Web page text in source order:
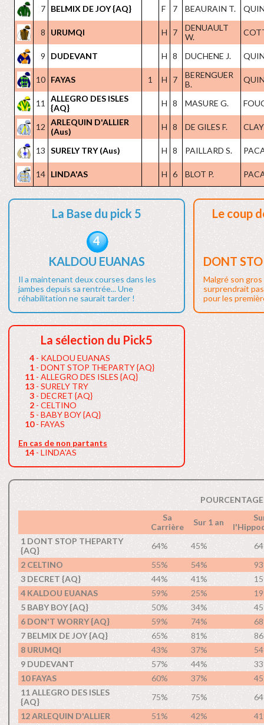
7 BELMIX DE JOY {AQ} F 7 BEAURAIN T.
8 URUMQI H 7
DENUAULT
W.
9 DUDEVANT H 8 DUCHENE J.
10 FAYAS 1 H 7
BERENGUER
B.
11
ALLEGRO DES ISLES
{AQ}
H 8 MASURE G.
12 ARLEQUIN D'ALLIER
(Aus)
H 8 DE GILES F.
13 SURELY TRY (Aus) H 8 PAILLARD S.
14 LINDA'AS H 6 BLOT P.
La Base du pick 5
4
KALDOU EUANAS
Il a maintenant deux courses dans les
jambes depuis sa rentrée... Une
réhabilitation ne saurait tarder !
Le coup
DONT
Malgré son
surprendrait
pour les
La sélection du Pick5
4- KALDOU EUANAS
1- DONT STOP THEPARTY {AQ}
11- ALLEGRO DES ISLES {AQ}
13- SURELY TRY
3- DECRET {AQ}
2- CELTINO
5- BABY BOY {AQ}
10- FAYAS
En cas de non partants
14- LINDA'AS
Sa
Carrière
Sur 1 an
1 DONT STOP THEPARTY
{AQ}
64% 45%
2 CELTINO
55% 54%
3 DECRET {AQ}
44% 41%
4 KALDOU EUANAS
59% 25%
5 BABY BOY {AQ}
50% 34%
6 DON'T WORRY {AQ}
59% 74%
7 BELMIX DE JOY {AQ}
65% 81%
8 URUMQI
43% 37%
9 DUDEVANT
57% 44%
10 FAYAS
60% 37%
11 ALLEGRO DES ISLES
{AQ}
75% 75%
12 ARLEQUIN D'ALLIER
51% 42%